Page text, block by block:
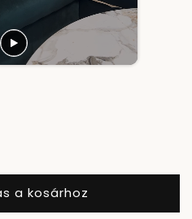
a kosárhoz